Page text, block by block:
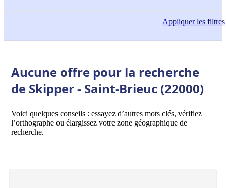
Appliquerles filtres
Aucune offre pour la recherche
de Skipper - Saint-Brieuc (22000)
Voici quelques conseils : essayez d’autres mots clés, vérifiez
l’orthographe ou élargissez votre zone géographique de
recherche.